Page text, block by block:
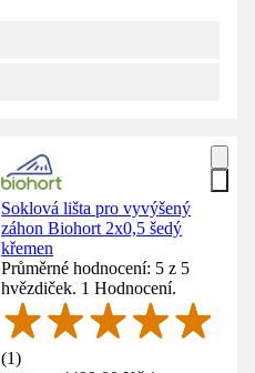
Soklová lišta pro vyvýšený
záhon Biohort 2x0,5 šedý
křemen
Průměrné hodnocení: 5 z 5
hvězdiček. 1 Hodnocení.
(1)